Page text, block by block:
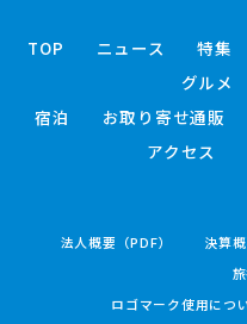
TOP ニュース 特集
グルメ
宿泊
お取り寄せ通販
アクセス
法人概要（PDF） 決算概
ロゴマーク使用につ